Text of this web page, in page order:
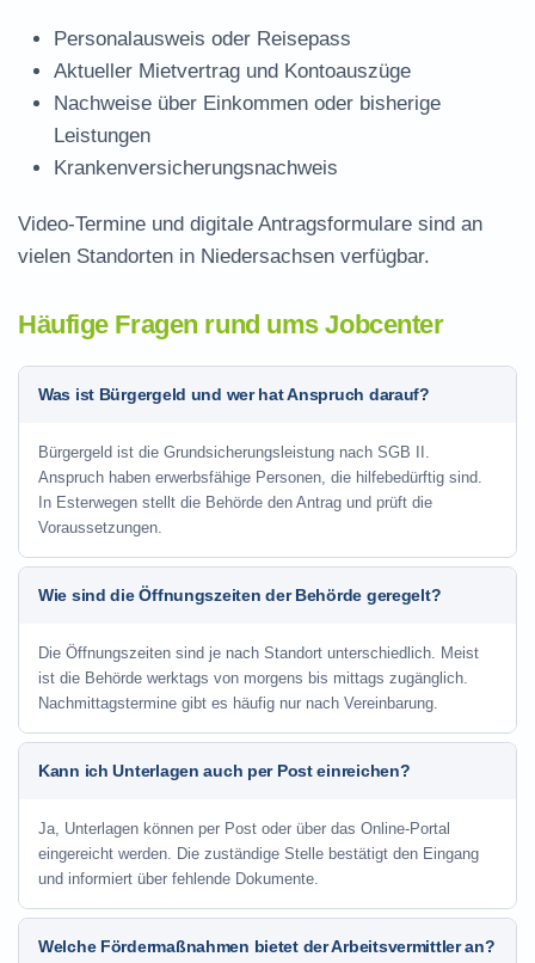
Personalausweis oder Reisepass
Aktueller Mietvertrag und Kontoauszüge
Nachweise über Einkommen oder bisherige
Leistungen
Krankenversicherungsnachweis
Video-Termine und digitale Antragsformulare sind an
vielen Standorten in Niedersachsen verfügbar.
Häufige Fragen rund ums Jobcenter
Was ist Bürgergeld und wer hat Anspruch darauf?
Bürgergeld ist die Grundsicherungsleistung nach SGB II.
Anspruch haben erwerbsfähige Personen, die hilfebedürftig sind.
In Esterwegen stellt die Behörde den Antrag und prüft die
Voraussetzungen.
Wie sind die Öffnungszeiten der Behörde geregelt?
Die Öffnungszeiten sind je nach Standort unterschiedlich. Meist
ist die Behörde werktags von morgens bis mittags zugänglich.
Nachmittagstermine gibt es häufig nur nach Vereinbarung.
Kann ich Unterlagen auch per Post einreichen?
Ja, Unterlagen können per Post oder über das Online-Portal
eingereicht werden. Die zuständige Stelle bestätigt den Eingang
und informiert über fehlende Dokumente.
Welche Fördermaßnahmen bietet der Arbeitsvermittler an?